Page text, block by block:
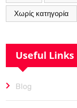
Χωρίς κατηγορία
Useful Links
Blog